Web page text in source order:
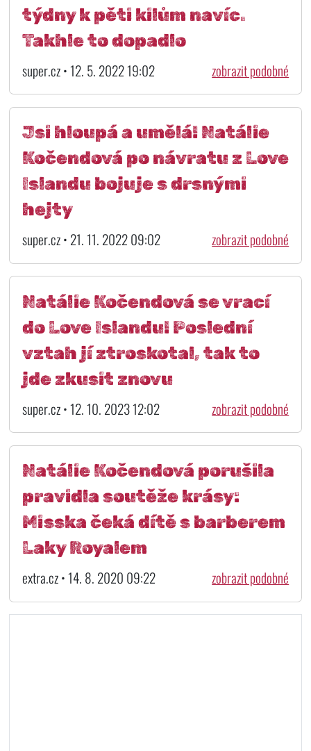
týdny k pěti kilům navíc.
Takhle to dopadlo
super.cz • 12. 5. 2022 19:02 zobrazit podobné
Jsi hloupá a umělá! Natálie
Kočendová po návratu z Love
Islandu bojuje s drsnými
hejty
super.cz • 21. 11. 2022 09:02 zobrazit podobné
Natálie Kočendová se vrací
do Love Islandu! Poslední
vztah jí ztroskotal, tak to
jde zkusit znovu
super.cz • 12. 10. 2023 12:02 zobrazit podobné
Natálie Kočendová porušila
pravidla soutěže krásy:
Misska čeká dítě s barberem
Laky Royalem
extra.cz • 14. 8. 2020 09:22 zobrazit podobné